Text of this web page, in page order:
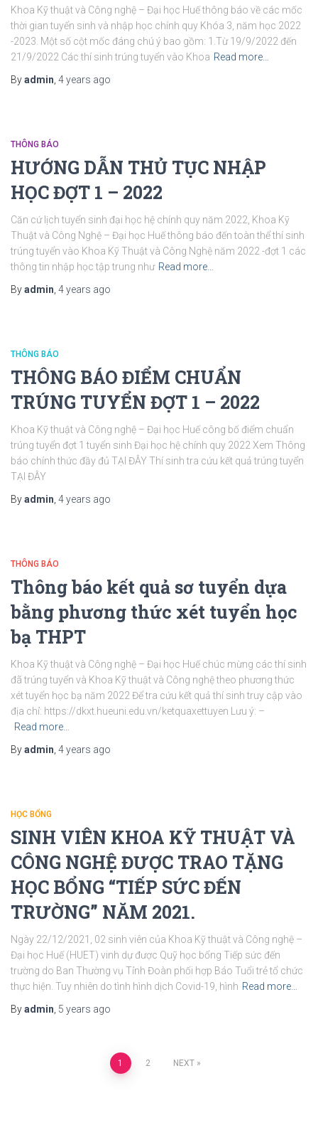
Khoa Kỹ thuật và Công nghệ – Đại học Huế thông báo về các mốc
thời gian tuyển sinh và nhập học chính quy Khóa 3, năm học 2022
-2023. Một số cột mốc đáng chú ý bao gồm: 1.Từ 19/9/2022 đến
21/9/2022 Các thí sinh trúng tuyển vào Khoa Read more…
Byadmin 4 years ago
THÔNG BÁO
HƯỚNG DẪN THỦ TỤC NHẬP
HỌC ĐỢT 1 – 2022
Căn cứ lịch tuyển sinh đại học hệ chính quy năm 2022, Khoa Kỹ
Thuật và Công Nghệ – Đại học Huế thông báo đến toàn thể thí sinh
trúng tuyển vào Khoa Kỹ Thuật và Công Nghệ năm 2022 -đợt 1 các
thông tin nhập học tập trung như Read more…
Byadmin 4 years ago
THÔNG BÁO
THÔNG BÁO ĐIỂM CHUẨN
TRÚNG TUYỂN ĐỢT 1 – 2022
Khoa Kỹ thuật và Công nghệ – Đại học Huế công bố điểm chuẩn
trúng tuyển đợt 1 tuyển sinh Đại học hệ chính quy 2022 Xem Thông
báo chính thức đầy đủ TẠI ĐÂY Thí sinh tra cứu kết quả trúng tuyển
TẠI ĐÂY
Byadmin 4 years ago
THÔNG BÁO
Thông báo kết quả sơ tuyển dựa
bằng phương thức xét tuyển học
bạ THPT
Khoa Kỹ thuật và Công nghệ – Đại học Huế chúc mừng các thí sinh
đã trúng tuyển và Khoa Kỹ thuật và Công nghệ theo phương thức
xét tuyển học bạ năm 2022 Để tra cứu kết quả thí sinh truy cập vào
địa chỉ: https://dkxt.hueuni.edu.vn/ketquaxettuyen Lưu ý: –
Read more…
Byadmin 4 years ago
HỌC BỔNG
SINH VIÊN KHOA KỸ THUẬT VÀ
CÔNG NGHỆ ĐƯỢC TRAO TẶNG
HỌC BỔNG “TIẾP SỨC ĐẾN
TRƯỜNG” NĂM 2021.
Ngày 22/12/2021, 02 sinh viên của Khoa Kỹ thuật và Công nghệ –
Đại học Huế (HUET) vinh dự được Quỹ học bổng Tiếp sức đến
trường do Ban Thường vụ Tỉnh Đoàn phối hợp Báo Tuổi trẻ tổ chức
thực hiện. Tuy nhiên do tình hình dịch Covid-19, hình Read more…
Byadmin 5 years ago
1 2 NEXT